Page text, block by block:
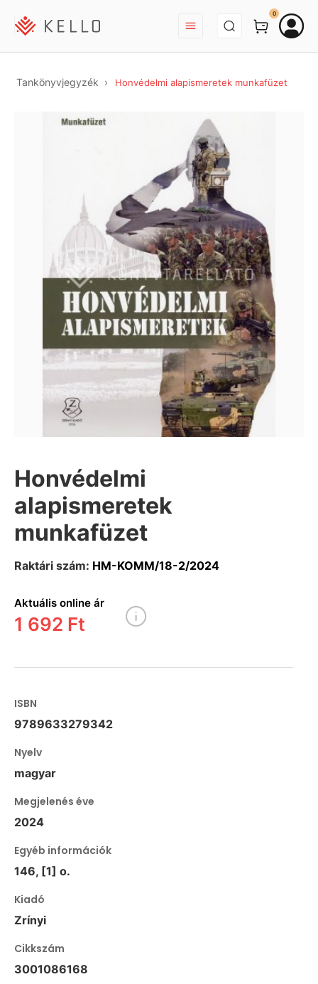
BEJELENTKEZÉS
0
Tankönyvjegyzék Honvédelmi alapismeretek munkafüzet
Honvédelmi
alapismeretek
munkafüzet
Raktári szám: HM-KOMM/18-2/2024
Aktuális online ár
1 692 Ft
ISBN
9789633279342
Nyelv
magyar
Megjelenés éve
2024
Egyéb információk
146, [1] o.
Kiadó
Zrínyi
Cikkszám
3001086168